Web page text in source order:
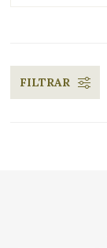
FILTRAR